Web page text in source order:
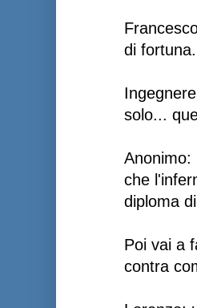
di
solo...
Anonimo:
che
diploma
Poi vai a
contra